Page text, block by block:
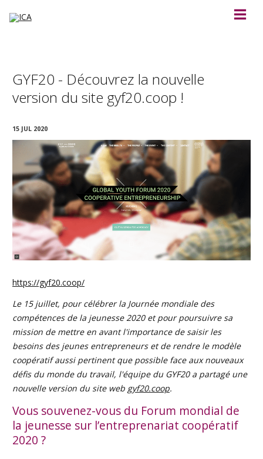
GYF20 - Découvrez la nouvelle
version du site gyf20.coop !
15 JUL 2020
https://gyf20.coop/
Le 15 juillet, pour célébrer la Journée mondiale des
compétences de la jeunesse 2020 et pour poursuivre sa
mission de mettre en avant l'importance de saisir les
besoins des jeunes entrepreneurs et de rendre le modèle
coopératif aussi pertinent que possible face aux nouveaux
défis du monde du travail, l'équipe du GYF20 a partagé une
nouvelle version du site web gyf20.coop.
Vous souvenez-vous du Forum mondial de
la jeunesse sur l’entreprenariat coopératif
2020 ?